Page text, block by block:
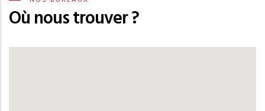
Où nous trouver ?